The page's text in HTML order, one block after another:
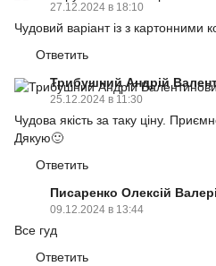
27.12.2024 в 18:10
Чудовий варіант із з картонними
Ответить
Трибушний Андрій
25.12.2024 в 11:30
Чудова якість за таку ціну.
Дякую🙂
Ответить
Писаренко Олексій
09.12.2024 в 13:44
Все гуд
Ответить